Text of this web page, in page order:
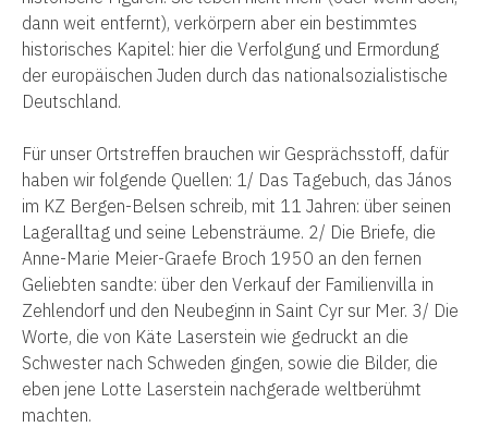
dann weit entfernt), verkörpern aber ein bestimmtes
historisches Kapitel: hier die Verfolgung und Ermordung
der europäischen Juden durch das nationalsozialistische
Deutschland.
Für unser Ortstreffen brauchen wir Gesprächsstoff, dafür
haben wir folgende Quellen: 1/ Das Tagebuch, das János
im KZ Bergen-Belsen schreib, mit 11 Jahren: über seinen
Lageralltag und seine Lebensträume. 2/ Die Briefe, die
Anne-Marie Meier-Graefe Broch 1950 an den fernen
Geliebten sandte: über den Verkauf der Familienvilla in
Zehlendorf und den Neubeginn in Saint Cyr sur Mer. 3/ Die
Worte, die von Käte Laserstein wie gedruckt an die
Schwester nach Schweden gingen, sowie die Bilder, die
eben jene Lotte Laserstein nachgerade weltberühmt
machten.